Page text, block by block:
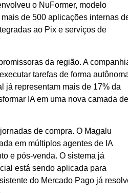
o NuFormer, modelo
de 500 aplicações internas
ao Pix e serviços de
da região. A
tarefas de forma
já representam mais de 17% da
IA em uma nova camada de
de compra. O Magalu
em múltiplos agentes de IA
e pós-venda. O sistema já
está sendo aplicada para
do Mercado Pago já